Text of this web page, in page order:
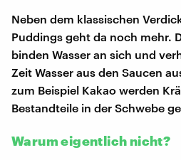
Neben dem klassischen
Puddings geht da noch mehr.
binden Wasser an sich und
Zeit Wasser aus den Saucen
zum Beispiel Kakao werden
Bestandteile in der Schwebe
Warum eigentlich nicht?